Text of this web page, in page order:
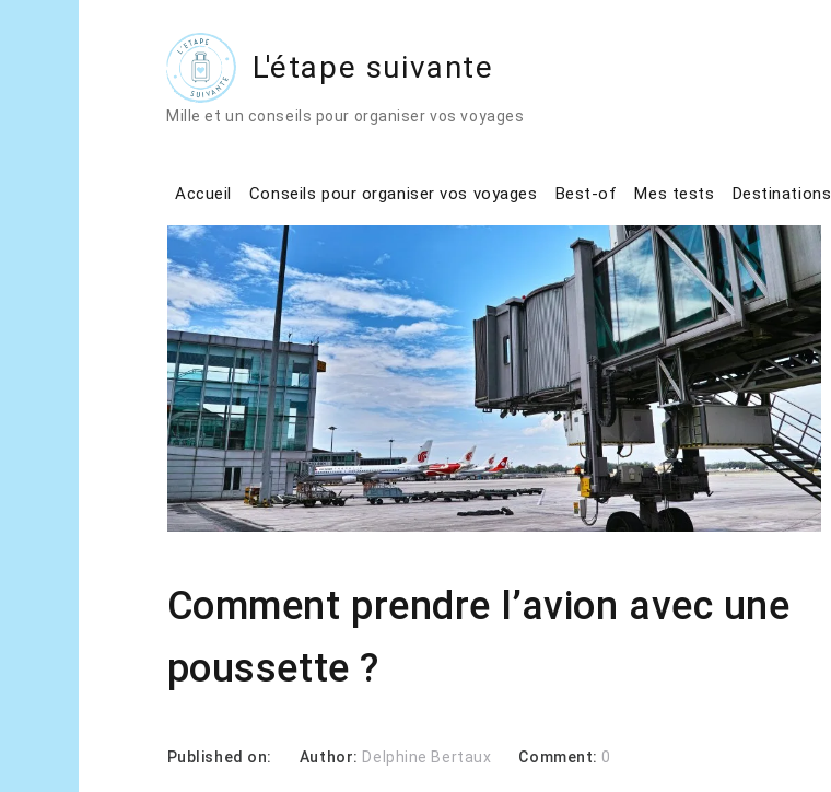
L'étape suivante
Mille et un conseils pour organiser vos voyages
Accueil Conseils pour organiser vos voyages Best-of Mes tests Destinations
Home Conseils pour organiser vos voyages
Comment prendre l’avion avec une
poussette ?
Published on: Author: Delphine Bertaux Comment: 0